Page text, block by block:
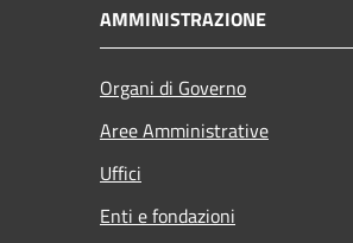
AMMINISTRAZIONE
Organi di Governo
Aree Amministrative
Uffici
Enti e fondazioni